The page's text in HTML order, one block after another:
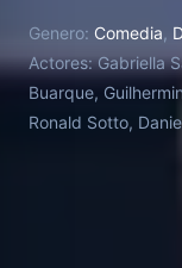
su padrastro
hermano como
conocerá a su
problemas
esto lo harán
Genero: Comedia
Actores: Gabriella
Buarque,
Ronald Sotto,